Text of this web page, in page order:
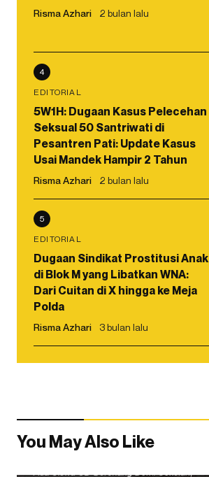
Risma Azhari 2 bulan lalu
4
EDITORIAL
5W1H: Dugaan Kasus Pelecehan
Seksual 50 Santriwati di
Pesantren Pati: Update Kasus
Usai Mandek Hampir 2 Tahun
Risma Azhari 2 bulan lalu
5
EDITORIAL
Dugaan Sindikat Prostitusi Anak
di Blok M yang Libatkan WNA:
Dari Cuitan di X hingga ke Meja
Polda
Risma Azhari 3 bulan lalu
You May Also Like